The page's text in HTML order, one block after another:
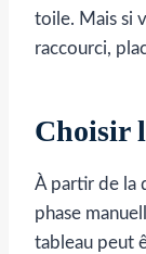
toile. Mais si
raccourci,
Choisir
À partir de la
phase
tableau peut